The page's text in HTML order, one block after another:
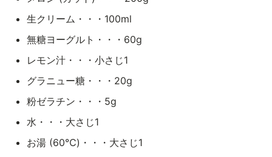
生クリーム・・・100ml
無糖ヨーグルト・・・60g
レモン汁・・・小さじ1
グラニュー糖・・・20g
粉ゼラチン・・・5g
水・・・大さじ1
お湯 (60℃)・・・大さじ1